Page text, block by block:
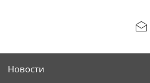
Новости